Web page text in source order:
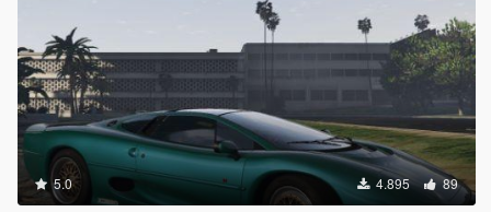
5.0 4.895 89